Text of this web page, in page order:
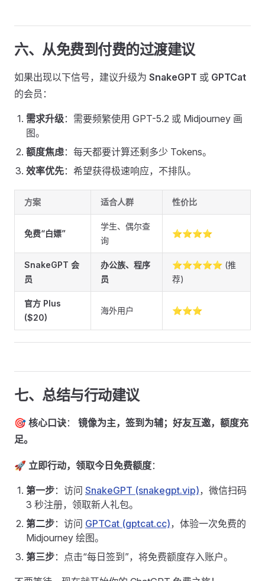
六、从免费到付费的过渡建议
如果出现以下信号，建议升级为 SnakeGPT 或 GPTCat
的会员：
需求升级：需要频繁使用 GPT-5.2 或 Midjourney 画
图。
额度焦虑：每天都要计算还剩多少 Tokens。
效率优先：希望获得极速响应，不排队。
方案 适合人群 性价比
免费“白嫖”
学生、偶尔查
询
⭐⭐⭐⭐
SnakeGPT 会
员
办公族、程序
员
⭐⭐⭐⭐⭐ (推
荐)
官方 Plus
($20)
海外用户 ⭐⭐⭐
七、总结与行动建议
🎯 核心口诀： 镜像为主，签到为辅；好友互邀，额度充
足。
🚀 立即行动，领取今日免费额度：
第一步：访问 SnakeGPT (snakegpt.vip)，微信扫码
3 秒注册，领取新人礼包。
第二步：访问 GPTCat (gptcat.cc)，体验一次免费的
Midjourney 绘图。
第三步：点击“每日签到”，将免费额度存入账户。